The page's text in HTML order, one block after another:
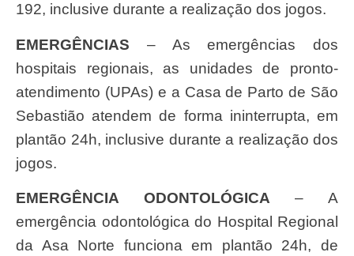
192, inclusive durante a realização dos jogos.
EMERGÊNCIAS – As emergências dos
hospitais regionais, as unidades de pronto-
atendimento (UPAs) e a Casa de Parto de São
Sebastião atendem de forma ininterrupta, em
plantão 24h, inclusive durante a realização dos
jogos.
EMERGÊNCIA ODONTOLÓGICA – A
emergência odontológica do Hospital Regional
da Asa Norte funciona em plantão 24h, de